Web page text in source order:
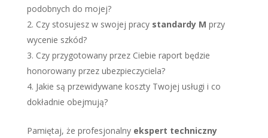
podobnych do mojej?
Czy stosujesz w swojej pracy standardy M przy
wycenie szkód?
Czy przygotowany przez Ciebie raport będzie
honorowany przez ubezpieczyciela?
Jakie są przewidywane koszty Twojej usługi i co
dokładnie obejmują?
Pamiętaj, że profesjonalny ekspert techniczny